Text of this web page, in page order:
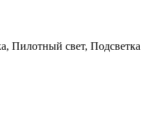
Пилотный свет, Подсветка